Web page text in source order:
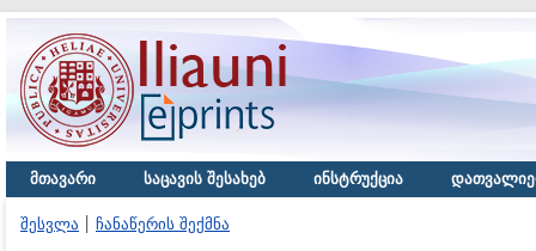
მთავარი საცავის შესახებ ინსტრუქცია
შესვლა ჩანაწერის შექმნა